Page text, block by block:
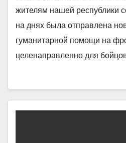
жителям нашей республики
на днях была отправлена
гуманитарной помощи на
целенаправленно для